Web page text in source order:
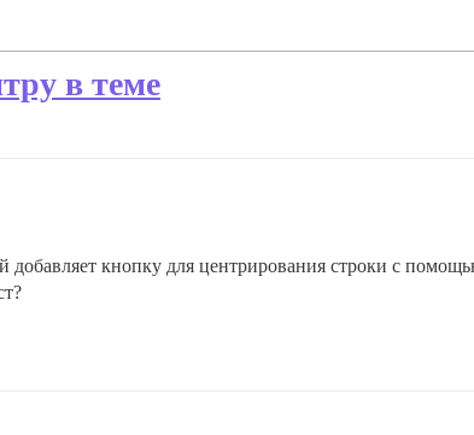
в теме
добавляет кнопку для центрирования строки с